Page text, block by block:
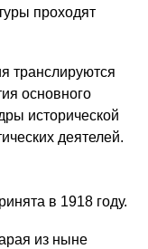
проходят
транслируются
основного
исторической
деятелей.
в 1918 году.
из ныне